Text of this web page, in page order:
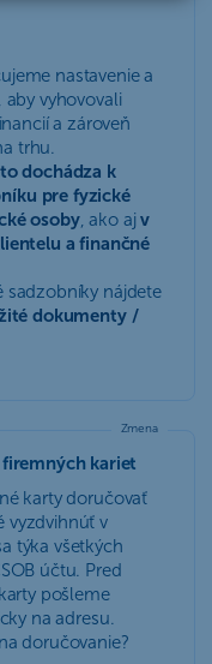
nastavenie a
vyhovovali
a zároveň
trhu.
dochádza k
pre fyzické
osoby, ako ajv
a finančné
sadzobníky nájdete
dokumenty /
kariet
karty doručovať
vyzdvihnúť v
týka všetkých
účtu. Pred
pošleme
na adresu.
doručovanie?
Zmena